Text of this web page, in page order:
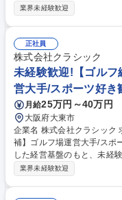
引いただくポジションです
の損益管理（P/L管理）・
の推進■スタッフの採用・
の保全管理および安全衛生
して事業成長を主導いただきます。 募集職種 【ゴルフ
ゴルフ場運営大手の安定基
業界未経験歓迎
正社員
株式会社クラシック
未経験歓迎!【ゴルフ
営大手/スポーツ好き
月給25万円～40万円
大阪府大東市
企業名 株式会社クラシック 求人名 未経験歓迎!【ゴルフ練習場の支配人候
補】ゴルフ場運営大手/スポーツ好き歓迎 仕事の内
した経営基盤のもと、未経
ト経験を存分に活かし、集
業界未経験歓迎